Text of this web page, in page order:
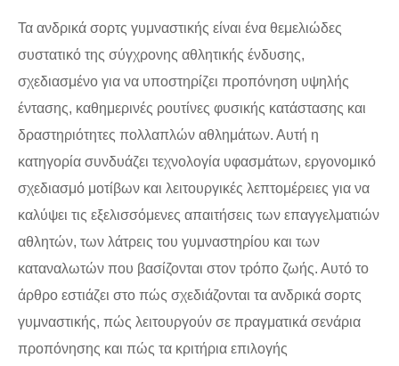
Τα ανδρικά σορτς γυμναστικής είναι ένα θεμελιώδες
συστατικό της σύγχρονης αθλητικής ένδυσης,
σχεδιασμένο για να υποστηρίζει προπόνηση υψηλής
έντασης, καθημερινές ρουτίνες φυσικής κατάστασης και
δραστηριότητες πολλαπλών αθλημάτων. Αυτή η
κατηγορία συνδυάζει τεχνολογία υφασμάτων, εργονομικό
σχεδιασμό μοτίβων και λειτουργικές λεπτομέρειες για να
καλύψει τις εξελισσόμενες απαιτήσεις των επαγγελματιών
αθλητών, των λάτρεις του γυμναστηρίου και των
καταναλωτών που βασίζονται στον τρόπο ζωής. Αυτό το
άρθρο εστιάζει στο πώς σχεδιάζονται τα ανδρικά σορτς
γυμναστικής, πώς λειτουργούν σε πραγματικά σενάρια
προπόνησης και πώς τα κριτήρια επιλογής